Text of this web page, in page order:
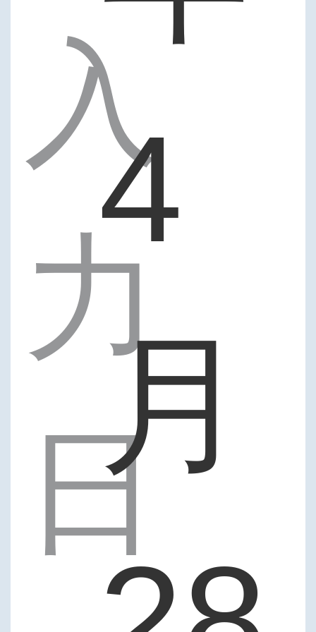
入
力
日
4
月